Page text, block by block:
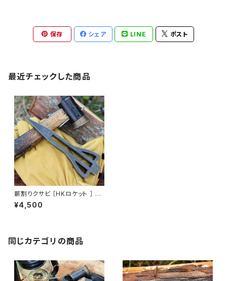
保存 シェア LINE ポスト
最近チェックした商品
薪割りクサビ ［HKロケット ］ 【 c
orerocca ( コレロッカ )】
¥4,500
同じカテゴリの商品